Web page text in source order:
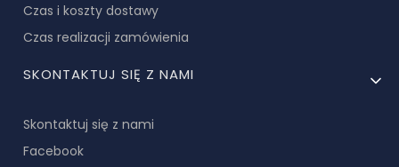
Czas i koszty dostawy
Czas realizacji zamówienia
SKONTAKTUJ SIĘ Z NAMI
Skontaktuj się z nami
Facebook